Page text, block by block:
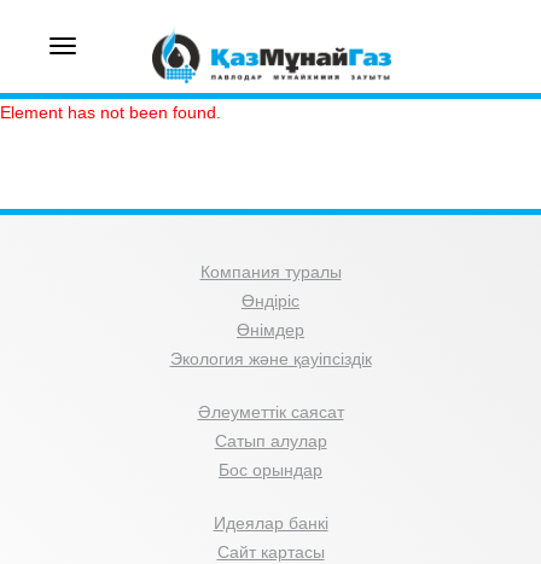
Toggle
Element has not been found.
Компания туралы
Өндіріс
Өнімдер
Экология және қауіпсіздік
Әлеуметтік саясат
Сатып алулар
Бос орындар
Идеялар банкі
Сайт картасы